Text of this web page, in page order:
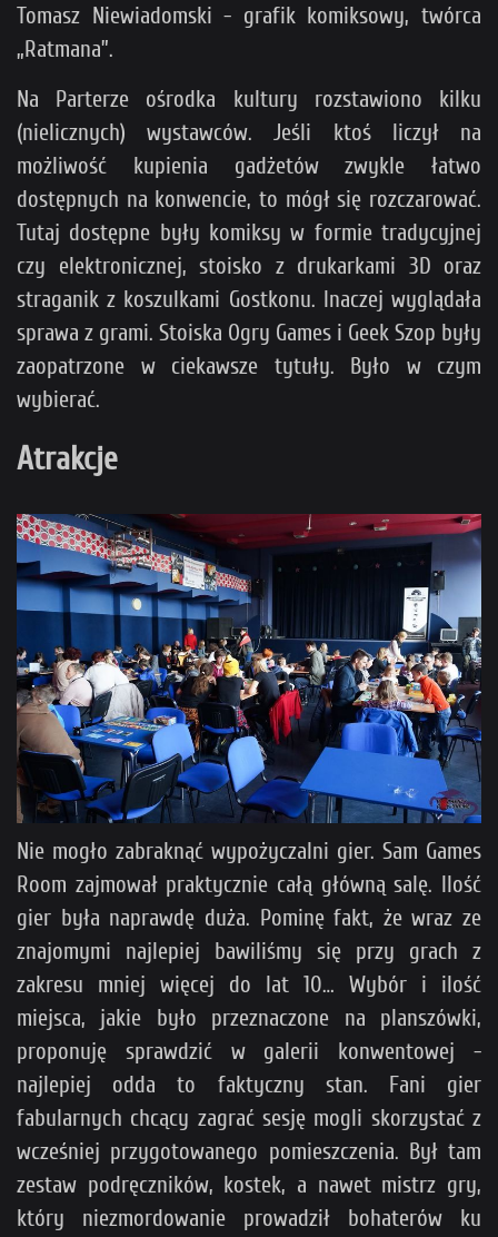
Tomasz Niewiadomski - grafik komiksowy, twórca
„Ratmana”.
Na Parterze ośrodka kultury rozstawiono kilku
(nielicznych) wystawców. Jeśli ktoś liczył na
możliwość kupienia gadżetów zwykle łatwo
dostępnych na konwencie, to mógł się rozczarować.
Tutaj dostępne były komiksy w formie tradycyjnej
czy elektronicznej, stoisko z drukarkami 3D oraz
straganik z koszulkami Gostkonu. Inaczej wyglądała
sprawa z grami. Stoiska Ogry Games i Geek Szop były
zaopatrzone w ciekawsze tytuły. Było w czym
wybierać.
Atrakcje
Nie mogło zabraknąć wypożyczalni gier. Sam Games
Room zajmował praktycznie całą główną salę. Ilość
gier była naprawdę duża. Pominę fakt, że wraz ze
znajomymi najlepiej bawiliśmy się przy grach z
zakresu mniej więcej do lat 10… Wybór i ilość
miejsca, jakie było przeznaczone na planszówki,
proponuję sprawdzić w galerii konwentowej -
najlepiej odda to faktyczny stan. Fani gier
fabularnych chcący zagrać sesję mogli skorzystać z
wcześniej przygotowanego pomieszczenia. Był tam
zestaw podręczników, kostek, a nawet mistrz gry,
który niezmordowanie prowadził bohaterów ku